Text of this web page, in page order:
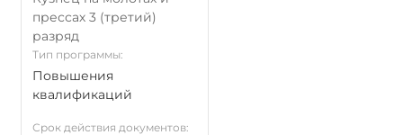
прессах 3 (третий)
разряд
Тип программы:
Повышения
квалификаций
Срок действия документов: